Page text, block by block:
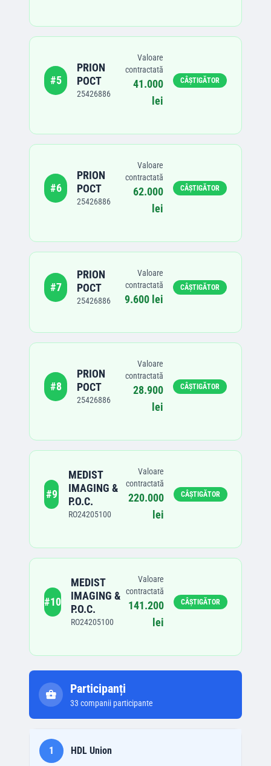
#5
PRION
POCT
25426886
Valoare
contractată
41.000
lei
CÂȘTIGĂTOR
#6
PRION
POCT
25426886
Valoare
contractată
62.000
lei
CÂȘTIGĂTOR
#7
PRION
POCT
25426886
Valoare
contractată
9.600 lei
CÂȘTIGĂTOR
#8
PRION
POCT
25426886
Valoare
contractată
28.900
lei
CÂȘTIGĂTOR
#9
MEDIST
IMAGING &
P.O.C.
RO24205100
Valoare
contractată
220.000
lei
CÂȘTIGĂTOR
#10
MEDIST
IMAGING &
P.O.C.
RO24205100
Valoare
contractată
141.200
lei
CÂȘTIGĂTOR
Participanți
33 companii participante
1 HDL Union